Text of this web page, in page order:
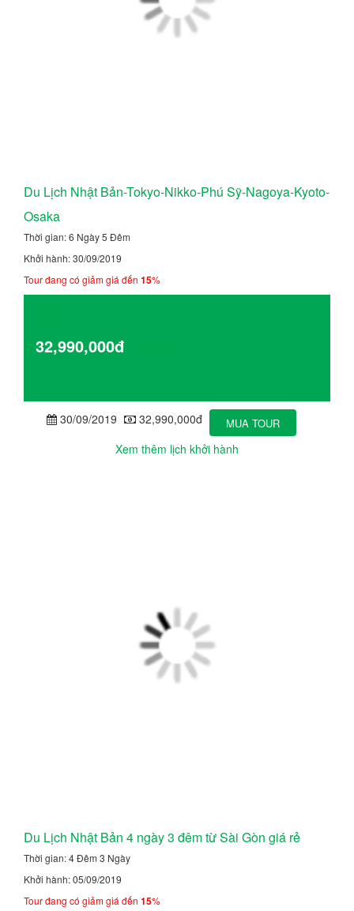
Du Lịch Nhật Bản-Tokyo-Nikko-Phú Sỹ-Nagoya-Kyoto-
Osaka
Thời gian: 6 Ngày 5 Đêm
Khởi hành: 30/09/2019
Tour đang có giảm giá đến 15%
32,990,000đ
30/09/2019 32,990,000đ MUA TOUR
Xem thêm lịch khởi hành
Du Lịch Nhật Bản 4 ngày 3 đêm từ Sài Gòn giá rẻ
Thời gian: 4 Đêm 3 Ngày
Khởi hành: 05/09/2019
Tour đang có giảm giá đến 15%